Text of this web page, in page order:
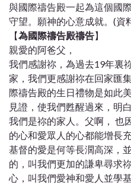
與國際禱告殿一起為這個國
守望。願神的心意成就。(資
【為國際禱告殿禱告】
親愛的阿爸父，
我們感謝祢，為過去19年裏
家，我們更感謝祢在回家匯
際禱告殿的生日禮物是如此
見證，使我們甦醒過來，明
我們是祢的家人。父啊， 也
的心和愛眾人的心都能增長
基督的愛是何等長濶高深，
的，叫我們更加的謙卑尋求
心，叫我們愛神和愛人並學